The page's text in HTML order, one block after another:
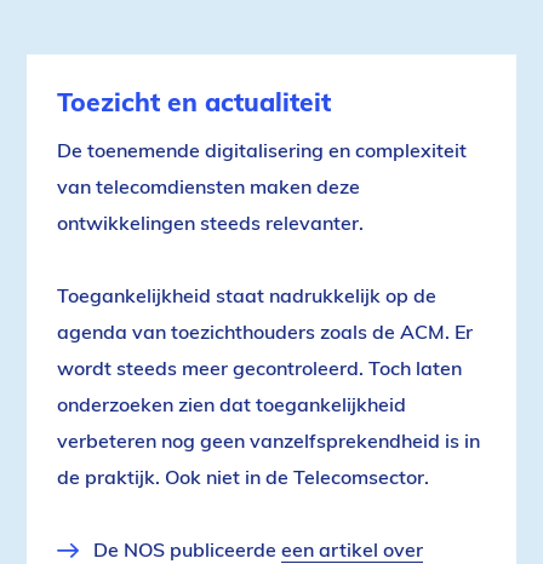
Toezicht en actualiteit
De toenemende digitalisering en complexiteit
van telecomdiensten maken deze
ontwikkelingen steeds relevanter.
Toegankelijkheid staat nadrukkelijk op de
agenda van toezichthouders zoals de ACM. Er
wordt steeds meer gecontroleerd. Toch laten
onderzoeken zien dat toegankelijkheid
verbeteren nog geen vanzelfsprekendheid is in
de praktijk. Ook niet in de Telecomsector.
De NOS publiceerdeeen artikel over